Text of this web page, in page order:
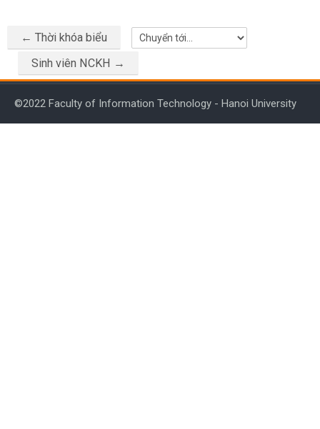
← Thời khóa biểu Chuyển tới...
Sinh viên NCKH →
©2022 Faculty of Information Technology - Hanoi University